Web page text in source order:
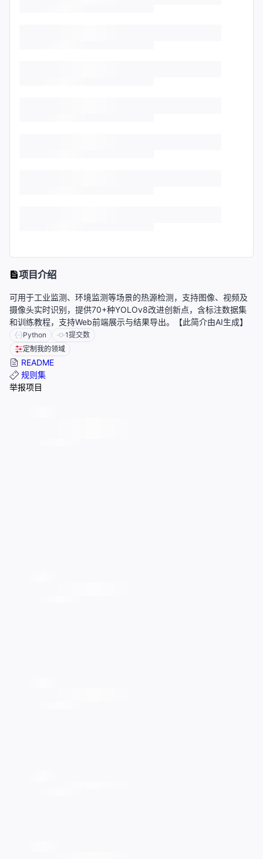
项目介绍
可用于工业监测、环境监测等场景的热源检测，支持图像、视频及
摄像头实时识别，提供70+种YOLOv8改进创新点，含标注数据集
和训练教程，支持Web前端展示与结果导出。【此简介由AI生成】
Python 1提交数
定制我的领域
README
规则集
举报项目